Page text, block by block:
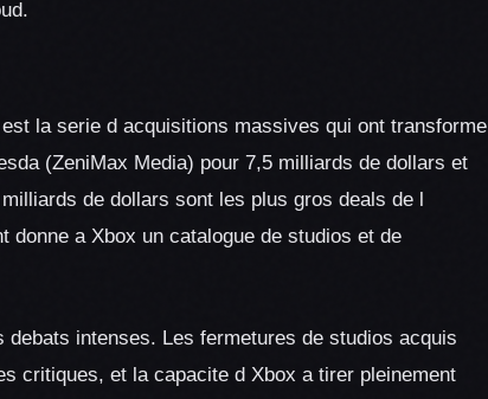
la serie d acquisitions massives qui ont transforme
(ZeniMax Media) pour 7,5 milliards de dollars et
de dollars sont les plus gros deals de l
a Xbox un catalogue de studios et de
intenses. Les fermetures de studios acquis
critiques, et la capacite d Xbox a tirer pleinement